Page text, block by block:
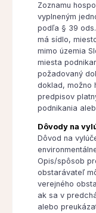
Zoznamu
vyplneným
podľa § 39
má sídlo,
mimo územia
miesta
požadovaný
doklad, možno
predpisov
podnikania
Dôvody na
Dôvod na
Opis/spôsob
obstarávateľ
verejného
ak sa v
alebo